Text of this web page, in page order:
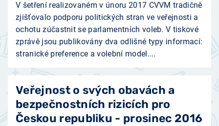
V šetření realizovaném v únoru 2017 CVVM tradičně
zjišťovalo podporu politických stran ve veřejnosti a
ochotu zúčastnit se parlamentních voleb. V tiskové
zprávě jsou publikovány dva odlišné typy informací:
stranické preference a volební model....
Veřejnost o svých obavách a
bezpečnostních rizicích pro
Českou republiku - prosinec 2016